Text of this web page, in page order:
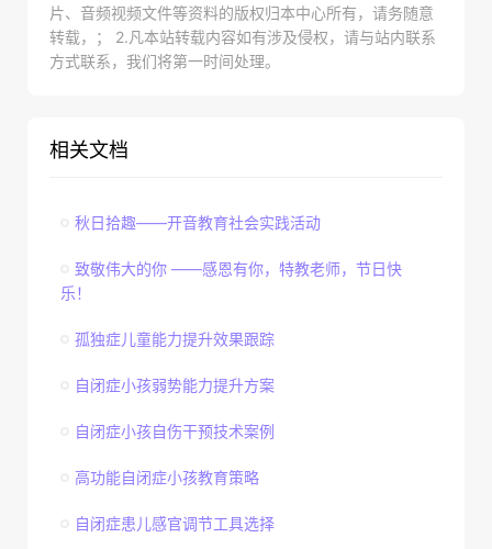
片、音频视频文件等资料的版权归本中心所有，请务随意
转载，； 2.凡本站转载内容如有涉及侵权，请与站内联系
方式联系，我们将第一时间处理。
相关文档
秋日拾趣——开音教育社会实践活动
致敬伟大的你 ——感恩有你，特教老师，节日快
乐！
孤独症儿童能力提升效果跟踪
自闭症小孩弱势能力提升方案
自闭症小孩自伤干预技术案例
高功能自闭症小孩教育策略
自闭症患儿感官调节工具选择